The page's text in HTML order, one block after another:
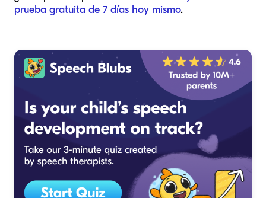
prueba gratuita de 7 días hoy mismo.